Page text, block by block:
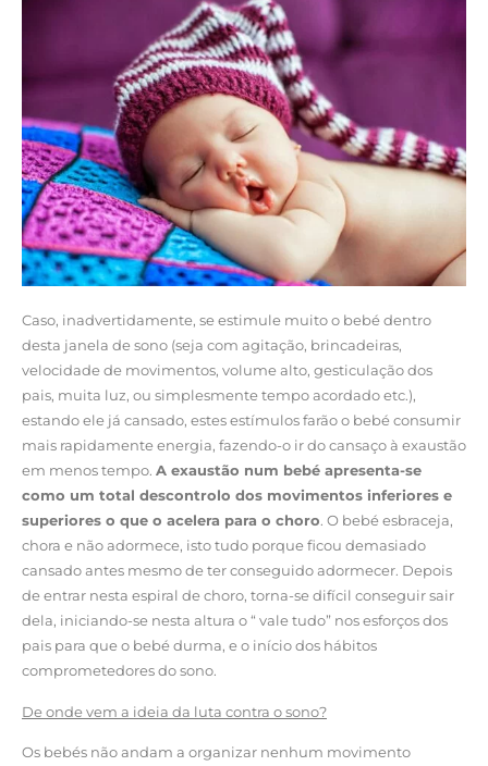
Caso, inadvertidamente, se estimule muito o bebé dentro
desta janela de sono (seja com agitação, brincadeiras,
velocidade de movimentos, volume alto, gesticulação dos
pais, muita luz, ou simplesmente tempo acordado etc.),
estando ele já cansado, estes estímulos farão o bebé consumir
mais rapidamente energia, fazendo-o ir do cansaço à exaustão
em menos tempo. A exaustão num bebé apresenta-se
como um total descontrolo dos movimentos inferiores e
superiores o que o acelera para o choro. O bebé esbraceja,
chora e não adormece, isto tudo porque ficou demasiado
cansado antes mesmo de ter conseguido adormecer. Depois
de entrar nesta espiral de choro, torna-se difícil conseguir sair
dela, iniciando-se nesta altura o “ vale tudo” nos esforços dos
pais para que o bebé durma, e o início dos hábitos
comprometedores do sono.
De onde vem a ideia da luta contra o sono?
Os bebés não andam a organizar nenhum movimento